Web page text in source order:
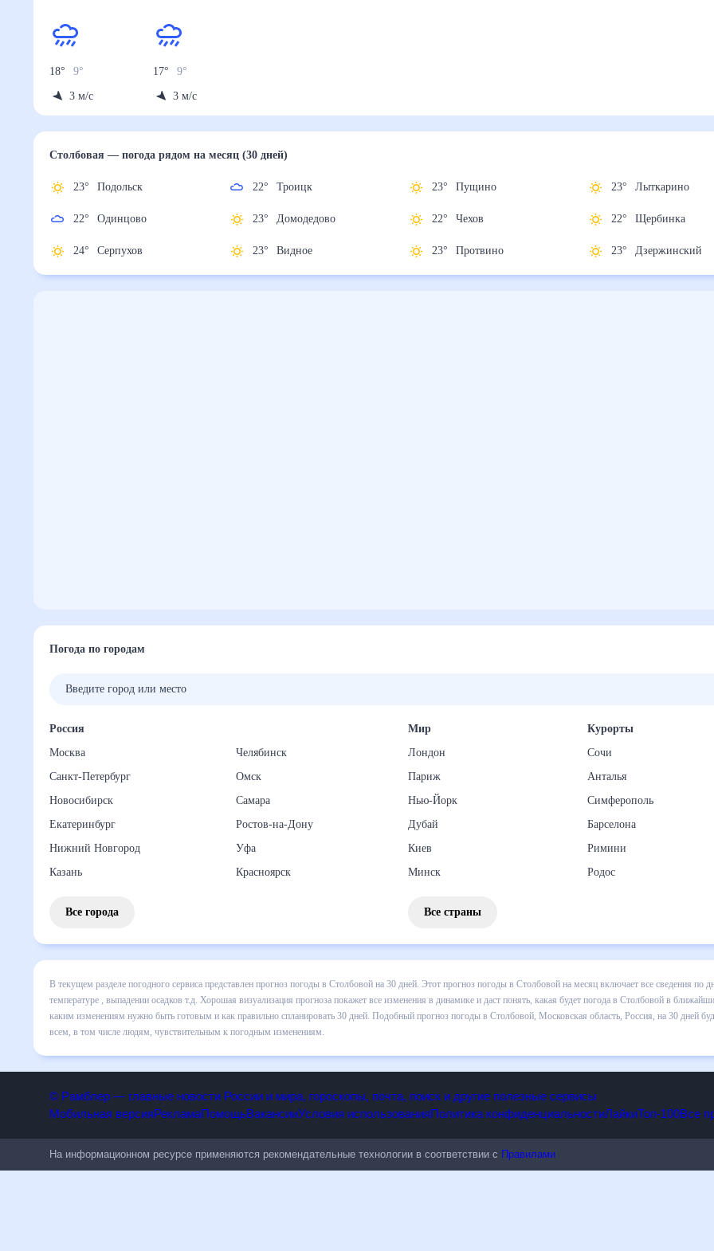
18° 9°
3 м/с
17° 9°
3 м/с
Столбовая— погода рядомна месяц (30 дней)
23° Подольск
22° Одинцово
24° Серпухов
22° Троицк
23° Домодедово
23° Видное
23° Пущино
22° Чехов
23° Протвино
23° Лыткарино
22° Щербинка
23°
Погода по городам
Россия
Москва
Санкт-Петербург
Новосибирск
Екатеринбург
Нижний Новгород
Казань
Челябинск
Омск
Самара
Ростов-на-Дону
Уфа
Красноярск
Все города
Мир
Лондон
Париж
Нью-Йорк
Дубай
Киев
Минск
Курорты
Сочи
Анталья
Симферополь
Барселона
Римини
Родос
Все страны
В текущем разделе погодного сервиса представлен прогноз погоды в Столбовой на 30 дней. Этот прогноз погоды в Столбовой
включает все сведения по дневной температуре , выпадении осадков т.д. Хорошая визуализация прогноза покажет все
динамике и даст понять, какая будет погода в Столбовой в ближайший месяц, к каким изменениям нужно быть готовым и как
спланировать 30 дней. Подобный прогноз погоды в Столбовой, Московская область, Россия, на 30 дней будет полезен всем, в
© Рамблер — главные новости России и мира, гороскопы, почта, поиск и другие полезные сервисы
На информационном ресурсе применяются рекомендательные технологии в соответствии сПравилами